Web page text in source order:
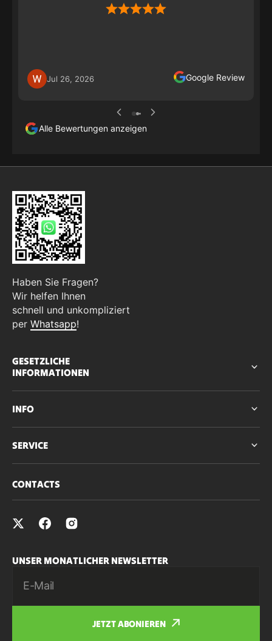
Jul 26, 2026 Google Review
Alle Bewertungen anzeigen
Haben Sie Fragen?
Wir helfen Ihnen
schnell und unkompliziert
per Whatsapp!
GESETZLICHE
INFORMATIONEN
INFO
SERVICE
UNSER MONATLICHER NEWSLETTER
E-Mail
JETZT ABONIEREN
CONTACTS